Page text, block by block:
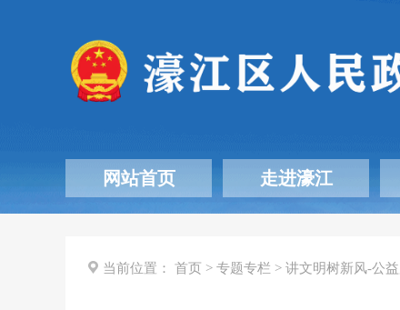
网站首页 走进濠江
当前位置： 首页 > 专题专栏 > 讲文明树新风-公